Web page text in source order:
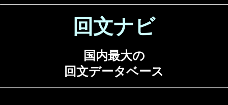
回文ナビ
国内最大の
回文データベース